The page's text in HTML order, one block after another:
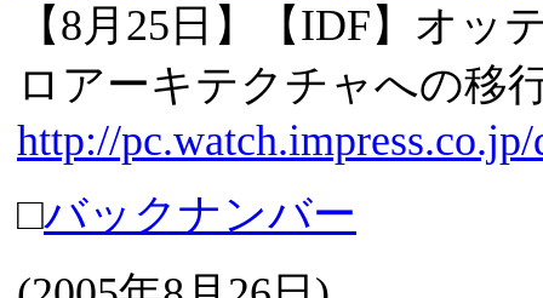
【8月25日】【IDF】オッ
ロアーキテクチャへの移
http://
□バックナンバー